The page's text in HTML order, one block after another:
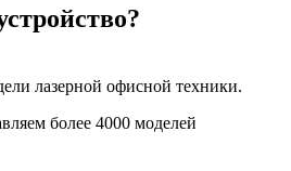
лазерной офисной техники.
более 4000 моделей